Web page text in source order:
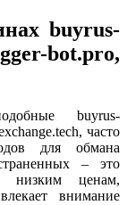
buyrus-
bot.pro,
buyrus-
часто
для обмана
– это
низким ценам,
внимание